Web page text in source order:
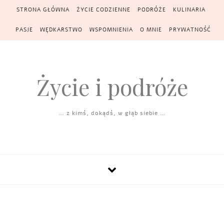
Skip to content
STRONA GŁÓWNA ŻYCIE CODZIENNE PODRÓŻE KULINARIA
PASJE WĘDKARSTWO WSPOMNIENIA O MNIE PRYWATNOŚĆ
Życie i podróże
… z kimś, dokądś, w głąb siebie …